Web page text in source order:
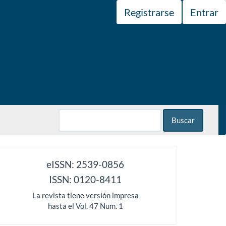
Registrarse Entrar
Buscar
eISSN: 2539-0856
ISSN: 0120-8411
La revista tiene versión impresa
hasta el Vol. 47 Num. 1